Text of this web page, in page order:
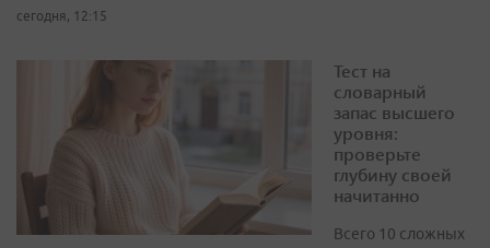
сегодня, 12:15
Тест на
словарный
запас высшего
уровня:
проверьте
глубину своей
начитанно
Всего 10 сложных